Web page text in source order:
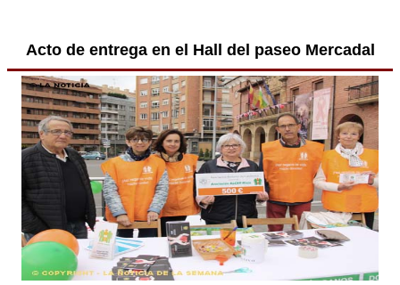
Acto de entrega en el Hall del paseo Mercadal